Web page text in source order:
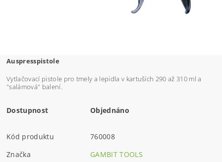
Auspresspistole
Vytlačovací pistole pro tmely a lepidla v kartuších 290 až 310 ml a
"salámová" balení.
Dostupnost Objednáno
Kód produktu
760008
Značka
GAMBIT TOOLS